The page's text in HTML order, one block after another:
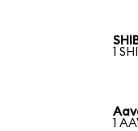
1
1